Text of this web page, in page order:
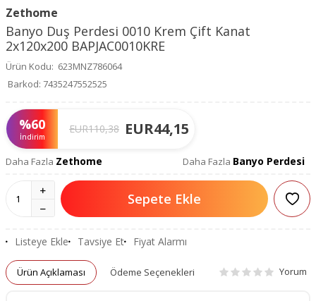
Zethome
Banyo Duş Perdesi 0010 Krem Çift Kanat
2x120x200 BAPJAC0010KRE
Ürün Kodu: 623MNZ786064
Barkod: 7435247552525
%60
İndirim
EUR110,38 EUR44,15
Daha Fazla Zethome Daha Fazla Banyo Perdesi
Sepete Ekle
Listeye Ekle Tavsiye Et Fiyat Alarmı
Ürün Açıklaması Ödeme Seçenekleri Yorum